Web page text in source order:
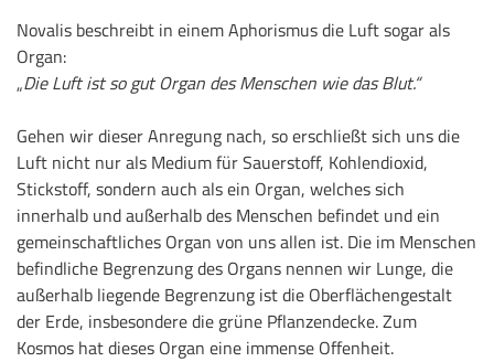
Novalis beschreibt in einem Aphorismus die Luft sogar als
Organ:
„Die Luft ist so gut Organ des Menschen wie das Blut.“
Gehen wir dieser Anregung nach, so erschließt sich uns die
Luft nicht nur als Medium für Sauerstoff, Kohlendioxid,
Stickstoff, sondern auch als ein Organ, welches sich
innerhalb und außerhalb des Menschen befindet und ein
gemeinschaftliches Organ von uns allen ist. Die im Menschen
befindliche Begrenzung des Organs nennen wir Lunge, die
außerhalb liegende Begrenzung ist die Oberflächengestalt
der Erde, insbesondere die grüne Pflanzendecke. Zum
Kosmos hat dieses Organ eine immense Offenheit.